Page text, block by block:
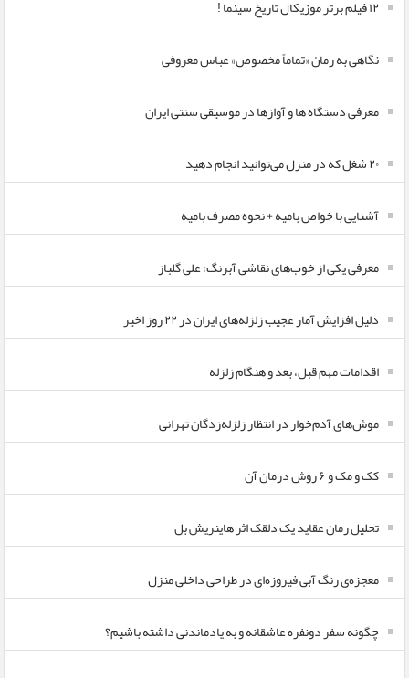
۱۲ فیلم برتر موزیکال تاریخ سینما !
نگاهی به رمان «تماماً مخصوص» عباس معروفی
معرفی دستگاه ها و آوازها در موسیقی سنتی ایران
۲۰ شغل که در منزل می‌توانید انجام دهید
آشنایی با خواص بامیه + نحوه مصرف بامیه
معرفی یکی از خوب‌های نقاشی آبرنگ؛ علی گلباز
دلیل افزایش آمار عجیب زلزله‌های ایران در ۲۲ روز اخیر
اقدامات مهم قبل، بعد و هنگام زلزله
موش‌های آدم‌خوار در انتظار زلزله‌زدگان تهرانی
کک و مک و ۶ روش درمان آن
تحلیل رمان عقاید یک دلقک اثر هاینریش بل
معجزه‌ی رنگ آبی فیروزه‌ای در طراحی داخلی منزل
چگونه سفر دونفره عاشقانه و به یادماندنی داشته باشیم؟